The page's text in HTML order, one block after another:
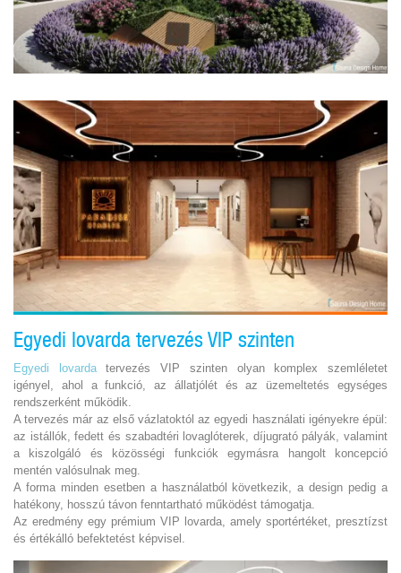
Egyedi lovarda tervezés VIP szinten
Egyedi lovardatervezés VIP szinten olyan komplex szemléletet
igényel, ahol a funkció, az állatjólét és az üzemeltetés egységes
rendszerként működik.
A tervezés már az első vázlatoktól az egyedi használati igényekre épül:
az istállók, fedett és szabadtéri lovaglóterek, díjugrató pályák, valamint
a kiszolgáló és közösségi funkciók egymásra hangolt koncepció
mentén valósulnak meg.
A forma minden esetben a használatból következik, a design pedig a
hatékony, hosszú távon fenntartható működést támogatja.
Az eredmény egy prémium VIP lovarda, amely sportértéket, presztízst
és értékálló befektetést képvisel.